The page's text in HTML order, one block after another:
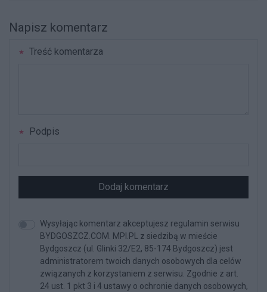
Napisz komentarz
Treść komentarza
Podpis
Dodaj komentarz
Wysyłając komentarz akceptujesz regulamin serwisu
BYDGOSZCZ.COM. MPI.PL z siedzibą w mieście
Bydgoszcz (ul. Glinki 32/E2, 85-174 Bydgoszcz) jest
administratorem twoich danych osobowych dla celów
związanych z korzystaniem z serwisu. Zgodnie z art.
24 ust. 1 pkt 3 i 4 ustawy o ochronie danych osobowych,